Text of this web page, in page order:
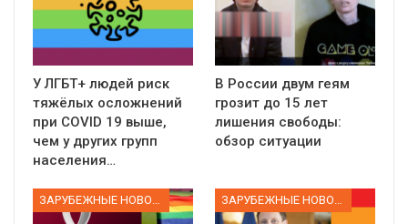
У ЛГБТ+ людей риск
тяжёлых осложнений
при COVID 19 выше,
чем у других групп
населения…
В России двум геям
грозит до 15 лет
лишения свободы:
обзор ситуации